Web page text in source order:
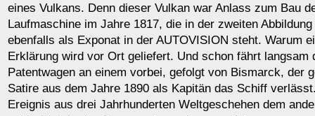
eines Vulkans. Denn dieser Vulkan war Anlass zum Bau
Laufmaschine im Jahre 1817, die in der zweiten
ebenfalls als Exponat in der AUTOVISION steht. Warum
Erklärung wird vor Ort geliefert. Und schon fährt langsam
Patentwagen an einem vorbei, gefolgt von Bismarck, der
Satire aus dem Jahre 1890 als Kapitän das Schiff
Ereignis aus drei Jahrhunderten Weltgeschehen dem